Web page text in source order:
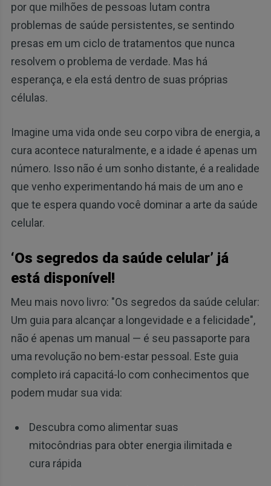
por que milhões de pessoas lutam contra
problemas de saúde persistentes, se sentindo
presas em um ciclo de tratamentos que nunca
resolvem o problema de verdade. Mas há
esperança, e ela está dentro de suas próprias
células.
Imagine uma vida onde seu corpo vibra de energia, a
cura acontece naturalmente, e a idade é apenas um
número. Isso não é um sonho distante, é a realidade
que venho experimentando há mais de um ano e
que te espera quando você dominar a arte da saúde
celular.
‘Os segredos da saúde celular’ já
está disponível!
Meu mais novo livro: "Os segredos da saúde celular:
Um guia para alcançar a longevidade e a felicidade",
não é apenas um manual — é seu passaporte para
uma revolução no bem-estar pessoal. Este guia
completo irá capacitá-lo com conhecimentos que
podem mudar sua vida:
Descubra como alimentar suas
mitocôndrias para obter energia ilimitada e
cura rápida